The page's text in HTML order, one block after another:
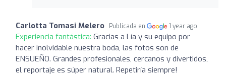
Carlotta Tomasi Melero Publicada en 1 year ago
Experiencia fantástica: Gracias a Lía y su equipo por
hacer inolvidable nuestra boda, las fotos son de
ENSUEÑO. Grandes profesionales, cercanos y divertidos,
el reportaje es súper natural. Repetiría siempre!